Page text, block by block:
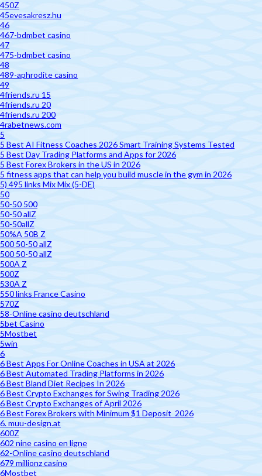
450Z
45evesakresz.hu
46
467-bdmbet casino
47
475-bdmbet casino
48
489-aphrodite casino
49
4friends.ru 15
4friends.ru 20
4friends.ru 200
4rabetnews.com
5
5 Best AI Fitness Coaches 2026 Smart Training Systems Tested
5 Best Day Trading Platforms and Apps for 2026
5 Best Forex Brokers in the US in 2026
5 fitness apps that can help you build muscle in the gym in 2026
5) 495 links Mix Mix (5-DE)
50
50-50 500
50-50 allZ
50-50allZ
50%A 50B Z
500 50-50 allZ
500 50-50 allZ
500A Z
500Z
530A Z
550 links France Casino
570Z
58-Online casino deutschland
5bet Casino
5Mostbet
5win
6
6 Best Apps For Online Coaches in USA at 2026
6 Best Automated Trading Platforms in 2026
6 Best Bland Diet Recipes In 2026
6 Best Crypto Exchanges for Swing Trading 2026
6 Best Crypto Exchanges of April 2026
6 Best Forex Brokers with Minimum $1 Deposit ️ 2026
6. muu-design.at
600Z
602 nine casino en ligne
62-Online casino deutschland
679 millionz casino
6Mostbet